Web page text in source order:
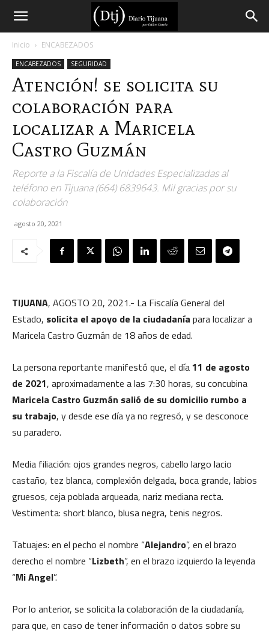
Diario
Tijuana
Inicio ENCABEZADOS
ENCABEZADOS SEGURIDAD
Atención! se solicita su
colaboración para
localizar a Maricela
Castro Guzmán
Reporte a la Fiscalía de Unidades Especializadas al
teléfono en Tijuana (664) 6839643. Mil gracias por su
colaboración
agosto 20, 2021
TIJUANA, AGOSTO 20, 2021.- La Fiscalía General del
Estado, solicita el apoyo de la ciudadanía para localizar a
Maricela Castro Guzmán de 18 años de edad.
La persona reportante manifestó que, el día11 de agosto
de 2021, aproximadamente a las 7:30 horas, su concubina
Maricela Castro Guzmán salió de su domicilio rumbo a
su trabajo, y desde ese día ya no regresó, y se desconoce
su paradero.
Media filiación: ojos grandes negros, cabello largo lacio
castaño, tez blanca, complexión delgada, boca grande, labios
gruesos, ceja poblada arqueada, nariz mediana recta.
Vestimenta: short blanco, blusa negra, tenis negros.
Tatuajes: en el pecho el nombre “Alejandro”, en el brazo
derecho el nombre “Lizbeth”, en el brazo izquierdo la leyenda
“Mi Angel”.
Por lo anterior, se solicita la colaboración de la ciudadanía,
para que, en caso de tener información o datos sobre su